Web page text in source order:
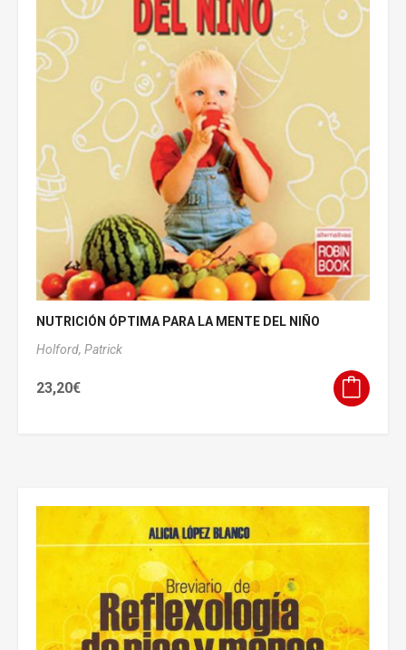
NUTRICIÓN ÓPTIMA PARA LA MENTE DEL NIÑO
Holford, Patrick
23,20€